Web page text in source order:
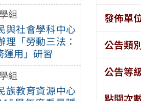
組
與社會學科中心
「勞動三法：
運用」研習
組
族教育資源中心
發佈單
公告類
公告等